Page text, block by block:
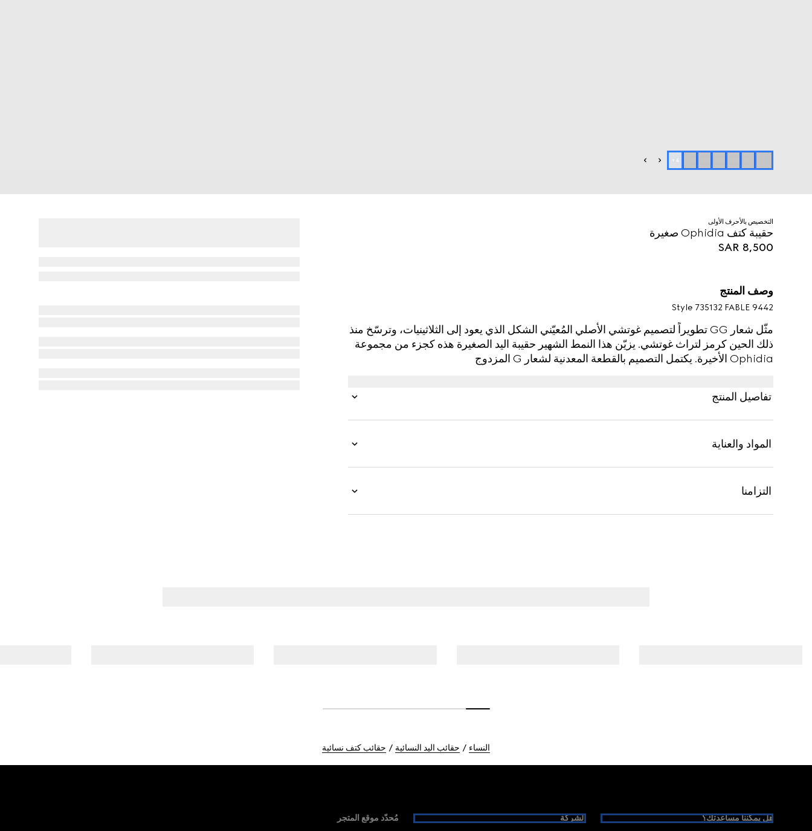
+ 4
التخصيص بالأحرف الأولى
حقيبة كتف Ophidia صغيرة
SAR 8,500
وصف المنتج
Style ‎735132 FABLE 9442
مثّل شعار GG تطويراً لتصميم غوتشي الأصلي المُعيّني الشكل الذي يعود إلى الثلاثينيات، وترسّخ منذ
ذلك الحين كرمز لتراث غوتشي. يزيّن هذا النمط الشهير حقيبة اليد الصغيرة هذه كجزء من مجموعة
Ophidia الأخيرة. يكتمل التصميم بالقطعة المعدنية لشعار G المزدوج
تفاصيل المنتج
المواد والعناية
التزامنا
النساء حقائب اليد النسائية حقائب كتف نسائية
هل يمكننا مساعدتك؟ الشركة مُحدّد موقع المتجر